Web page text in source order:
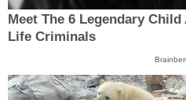
Meet The 6 Legendary
Life Criminals